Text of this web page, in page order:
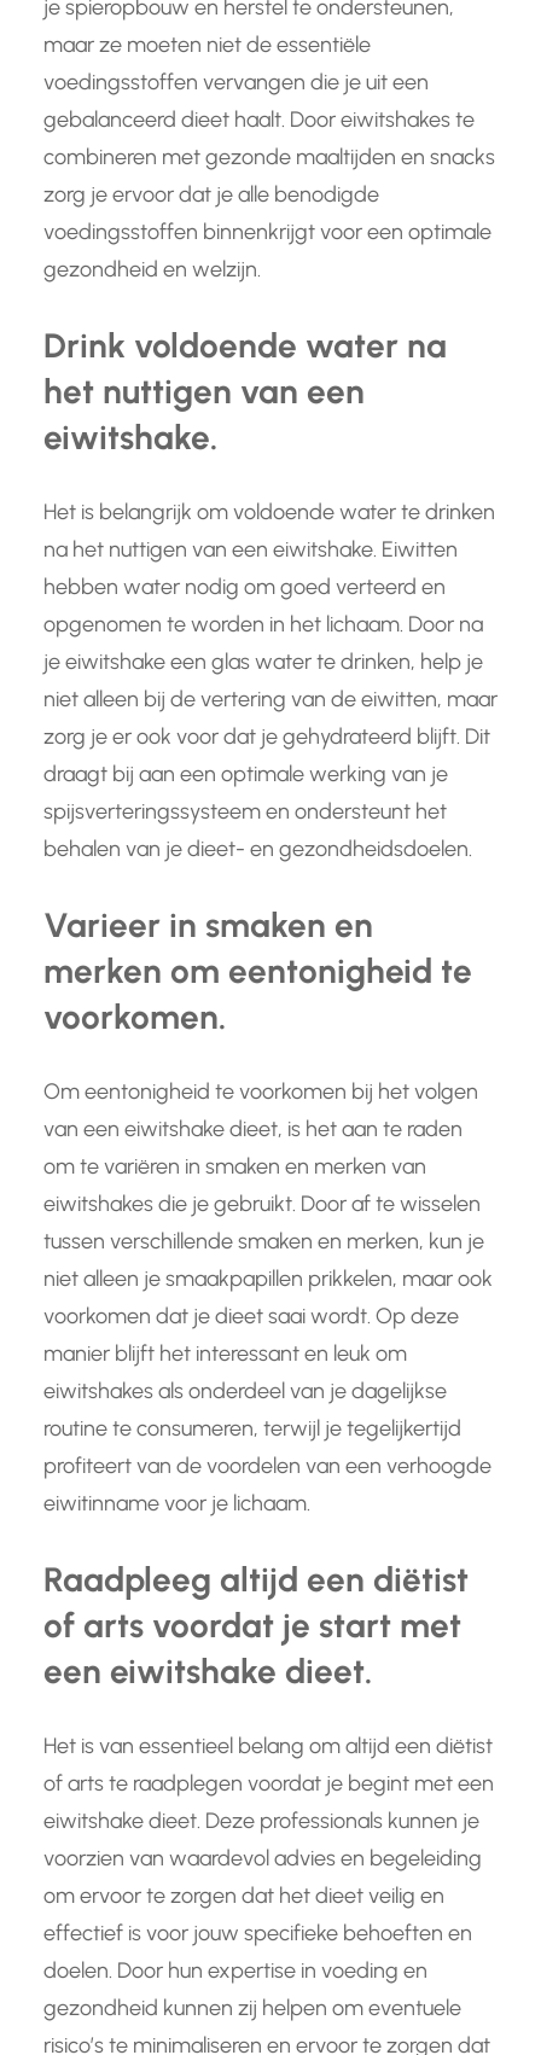
je spieropbouw en herstel te ondersteunen,
maar ze moeten niet de essentiële
voedingsstoffen vervangen die je uit een
gebalanceerd dieet haalt. Door eiwitshakes te
combineren met gezonde maaltijden en snacks
zorg je ervoor dat je alle benodigde
voedingsstoffen binnenkrijgt voor een optimale
gezondheid en welzijn.
Drink voldoende water na
het nuttigen van een
eiwitshake.
Het is belangrijk om voldoende water te drinken
na het nuttigen van een eiwitshake. Eiwitten
hebben water nodig om goed verteerd en
opgenomen te worden in het lichaam. Door na
je eiwitshake een glas water te drinken, help je
niet alleen bij de vertering van de eiwitten, maar
zorg je er ook voor dat je gehydrateerd blijft. Dit
draagt bij aan een optimale werking van je
spijsverteringssysteem en ondersteunt het
behalen van je dieet- en gezondheidsdoelen.
Varieer in smaken en
merken om eentonigheid te
voorkomen.
Om eentonigheid te voorkomen bij het volgen
van een eiwitshake dieet, is het aan te raden
om te variëren in smaken en merken van
eiwitshakes die je gebruikt. Door af te wisselen
tussen verschillende smaken en merken, kun je
niet alleen je smaakpapillen prikkelen, maar ook
voorkomen dat je dieet saai wordt. Op deze
manier blijft het interessant en leuk om
eiwitshakes als onderdeel van je dagelijkse
routine te consumeren, terwijl je tegelijkertijd
profiteert van de voordelen van een verhoogde
eiwitinname voor je lichaam.
Raadpleeg altijd een diëtist
of arts voordat je start met
een eiwitshake dieet.
Het is van essentieel belang om altijd een diëtist
of arts te raadplegen voordat je begint met een
eiwitshake dieet. Deze professionals kunnen je
voorzien van waardevol advies en begeleiding
om ervoor te zorgen dat het dieet veilig en
effectief is voor jouw specifieke behoeften en
doelen. Door hun expertise in voeding en
gezondheid kunnen zij helpen om eventuele
risico’s te minimaliseren en ervoor te zorgen dat